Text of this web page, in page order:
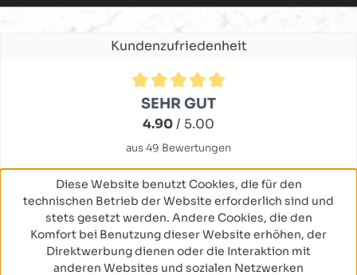
Kundenzufriedenheit
Durchschnittliche Bewertung von 4.9 von 5 Sternen
SEHR GUT
4.90/ 5.00
aus 49 Bewertungen
Diese Website benutzt Cookies, die für den
technischen Betrieb der Website erforderlich sind und
stets gesetzt werden. Andere Cookies, die den
Komfort bei Benutzung dieser Website erhöhen, der
Direktwerbung dienen oder die Interaktion mit
anderen Websites und sozialen Netzwerken